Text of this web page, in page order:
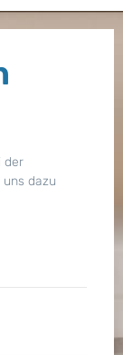
der
dazu